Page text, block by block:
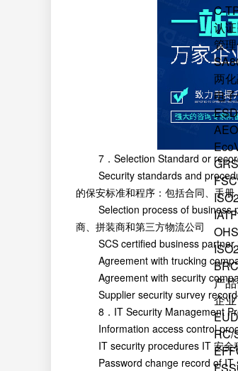
C-
认
管
两
电
产
企
RC/
7．Selection Standard or record
Security standards and
的保安标准和程序：包括合同、手册
Selection process of business
商、拼装商和第三方物流公司
SCS certified business partner
Agreement with trucking
Agreement with security
Supplier security survey record
8．IT Security Management
Information access control
IT security procedures IT 安全
Password change record of IT